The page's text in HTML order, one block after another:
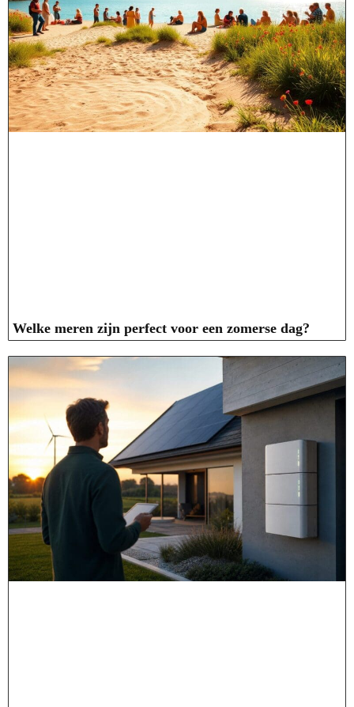
Welke meren zijn perfect voor een zomerse dag?